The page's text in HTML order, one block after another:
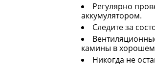
Регулярно
аккумулятором.
Следите за
камины в
Никогда не